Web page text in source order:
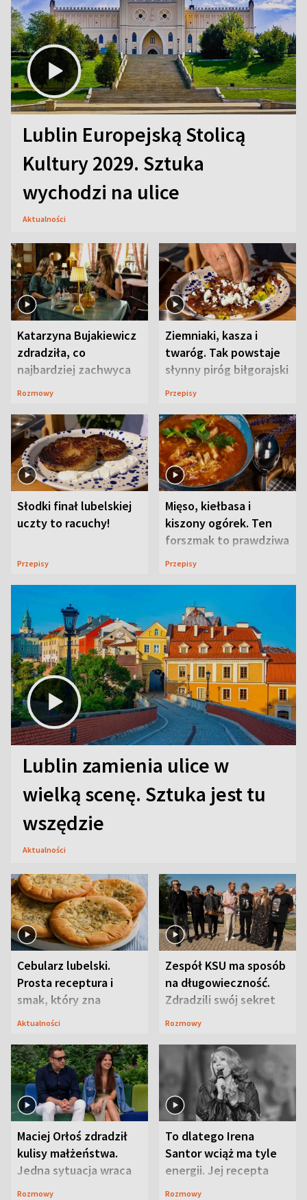
Lublin Europejską Stolicą
Kultury 2029. Sztuka
wychodzi na ulice
Aktualności
Katarzyna Bujakiewicz
zdradziła, co
najbardziej zachwyca
ją w Lublinie
Rozmowy
Ziemniaki, kasza i
twaróg. Tak powstaje
słynny piróg biłgorajski
Przepisy
Słodki finał lubelskiej
uczty to racuchy!
Przepisy
Mięso, kiełbasa i
kiszony ogórek. Ten
forszmak to prawdziwa
uczta
Przepisy
Lublin zamienia ulice w
wielką scenę. Sztuka jest tu
wszędzie
Aktualności
Cebularz lubelski.
Prosta receptura i
smak, który zna
Lubelszczyzna
Aktualności
Zespół KSU ma sposób
na długowieczność.
Zdradzili swój sekret
Rozmowy
Maciej Orłoś zdradził
kulisy małżeństwa.
Jedna sytuacja wraca
jak bumerang
Rozmowy
To dlatego Irena
Santor wciąż ma tyle
energii. Jej recepta
jest zaskakująco
Rozmowy